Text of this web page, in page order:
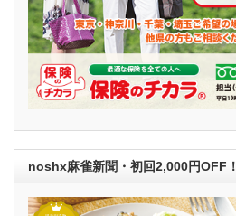
noshx麻雀新聞・初回2,000円OFF！